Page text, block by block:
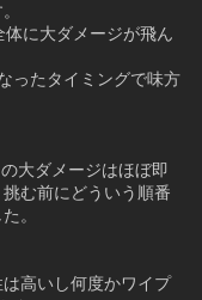
に大ダメージが飛ん
ったタイミングで味方
大ダメージはほぼ即
む前にどういう順番
。
高いし何度かワイプ